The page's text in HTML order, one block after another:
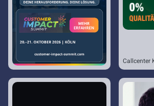
Callcenter